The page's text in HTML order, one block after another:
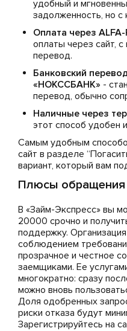
удобный и
задолженность, но с
Оплата через ALFA-
оплаты через сайт,
перевод.
Банковский
«НОКССБАНК» -
перевод, обычно
Наличные через
этот способ удобен
Самым удобным
сайт в разделе
вариант, который вам
Плюсы обращения
В «Займ-Экспресс» вы
20000 срочно и
поддержку.
соблюдением
прозрачное и честное
заемщиками. Ее
многократно: сразу
можно вновь
Доля одобренных
риски отказа будут
Зарегистрируйтесь на